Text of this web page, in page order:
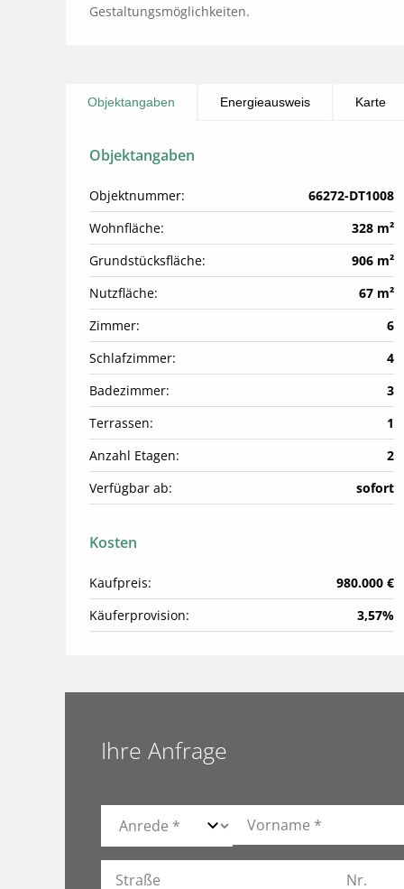
Gestaltungsmöglichkeiten.
Objektangaben Energieausweis Karte
Objektangaben
Objektnummer:
66272-DT1008
Wohnfläche:
328 m²
Grundstücksfläche:
906 m²
Nutzfläche:
67 m²
Zimmer:
6
Schlafzimmer:
4
Badezimmer:
3
Terrassen:
1
Anzahl Etagen:
2
Verfügbar ab:
sofort
Kosten
Kaufpreis:
980.000 €
Käuferprovision:
3,57%
Ihre Anfrage